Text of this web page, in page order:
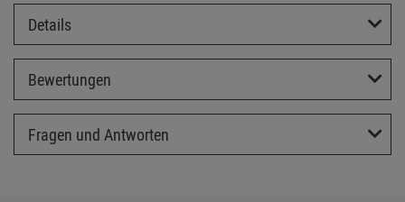
Details
Bewertungen
Fragen und Antworten